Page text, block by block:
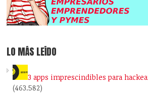
LO MÁS LEÍDO
3 apps imprescindibles para
(463.582)